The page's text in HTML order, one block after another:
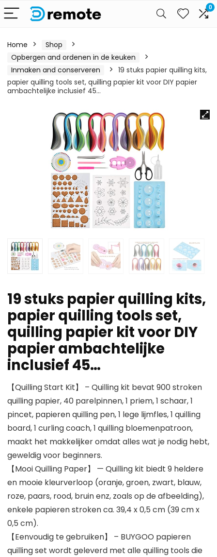
0
Home
Shop
Opbergen and ordenen in de keuken
Inmaken and conserveren
19 stuks papier quilling kits,
papier quilling tools set, quilling papier kit voor DIY papier
ambachtelijke inclusief 45…
19 stuks papier quilling kits,
papier quilling tools set,
quilling papier kit voor DIY
papier ambachtelijke
inclusief 45…
【Quilling Start Kit】 – Quilling kit bevat 900 stroken
quilling papier, 40 parelpinnen, 1 priem, 1 schaar, 1
pincet, papieren quilling pen, 1 lege lijmfles, 1 quilling
board, 1 curling coach, 1 quilling bloemenpatroon,
maakt het makkelijker omdat alles wat je nodig hebt,
geweldig voor beginners.
【Mooi Quilling Paper】 — Quilling kit biedt 9 heldere
en mooie kleurverloop (oranje, groen, zwart, blauw,
roze, paars, rood, bruin enz, zoals op de afbeelding),
enkele papieren stroken ca. 39,4 x 0,5 cm (39 cm x
0,5 cm).
【Eenvoudig te gebruiken】 – BUYGOO papieren
quilling set wordt geleverd met alle quilling tools die